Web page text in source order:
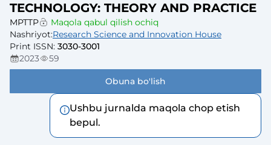
TECHNOLOGY: THEORY AND PRACTICE
MPTTP
Maqola qabul qilish ochiq
Nashriyot:Research Science and Innovation House
Print ISSN: 3030-3001
2023
59
Obuna bo'lish
Ushbu jurnalda maqola chop etish
bepul.